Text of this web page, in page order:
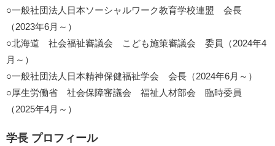
○一般社団法人日本ソーシャルワーク教育学校連盟 会長
（2023年6月～）
○北海道 社会福祉審議会 こども施策審議会 委員（2024年4
月～）
○一般社団法人日本精神保健福祉学会 会長（2024年6月～）
○厚生労働省 社会保障審議会 福祉人材部会 臨時委員
（2025年4月～）
学長 プロフィール